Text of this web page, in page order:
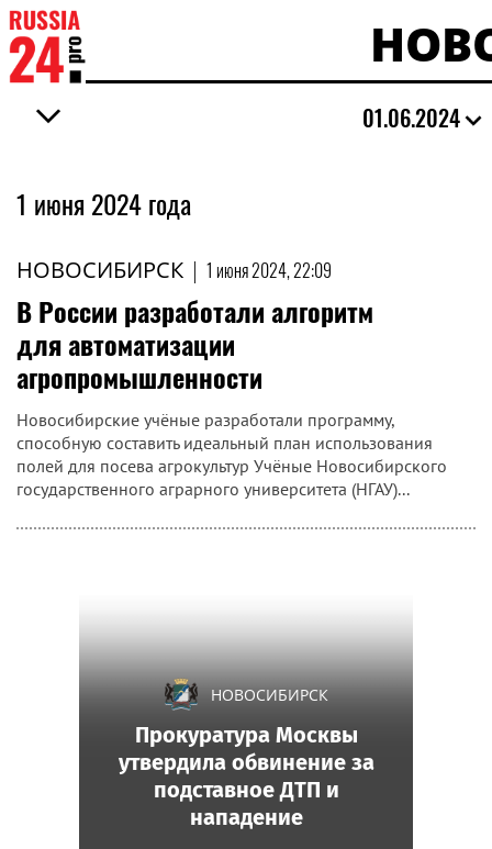
01.06.2024
1 июня 2024 года
НОВОСИБИРСК | 1 июня 2024, 22:09
В России разработали алгоритм
для автоматизации
агропромышленности
Новосибирские учёные разработали программу,
способную составить идеальный план использования
полей для посева агрокультур Учёные Новосибирского
государственного аграрного университета (НГАУ)...
НОВОСИБИРСК
Прокуратура Москвы
утвердила обвинение за
подставное ДТП и
нападение